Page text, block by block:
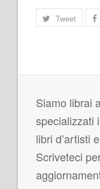
Tweet
Siamo librai
specializzati
libri d’artisti
Scriveteci